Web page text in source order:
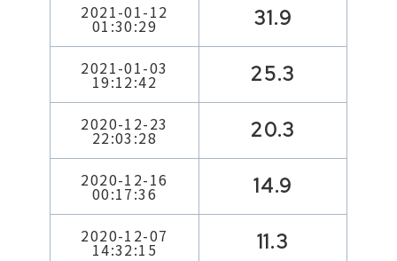
2021-01-12
01:30:29 31.9
2021-01-03
19:12:42 25.3
2020-12-23
22:03:28 20.3
2020-12-16
00:17:36 14.9
2020-12-07
14:32:15 11.3